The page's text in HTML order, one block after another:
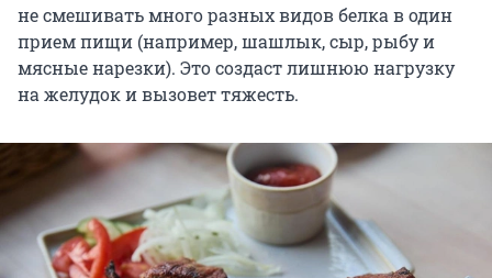
не смешивать много разных видов белка в один
прием пищи (например, шашлык, сыр, рыбу и
мясные нарезки). Это создаст лишнюю нагрузку
на желудок и вызовет тяжесть.